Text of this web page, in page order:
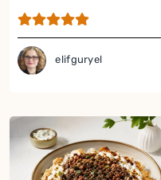
Tarifi
elifguryel